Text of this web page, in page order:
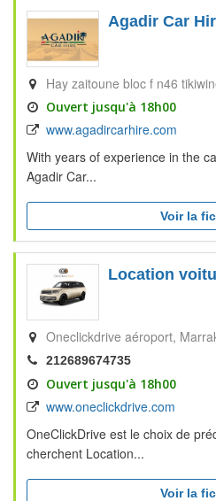
Agadir Car
Hay zaitoune bloc f n46
Ouvert jusqu'à 18h00
www.agadircarhire.com
With years of experience in the
Agadir Car...
Voir la
Location
Oneclickdrive aéroport
212689674735
Ouvert jusqu'à 18h00
www.oneclickdrive.com
OneClickDrive est le choix de
cherchent Location...
Voir la